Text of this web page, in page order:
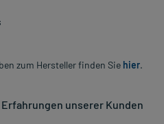
zum Hersteller finden Sie hier.
unserer Kunden